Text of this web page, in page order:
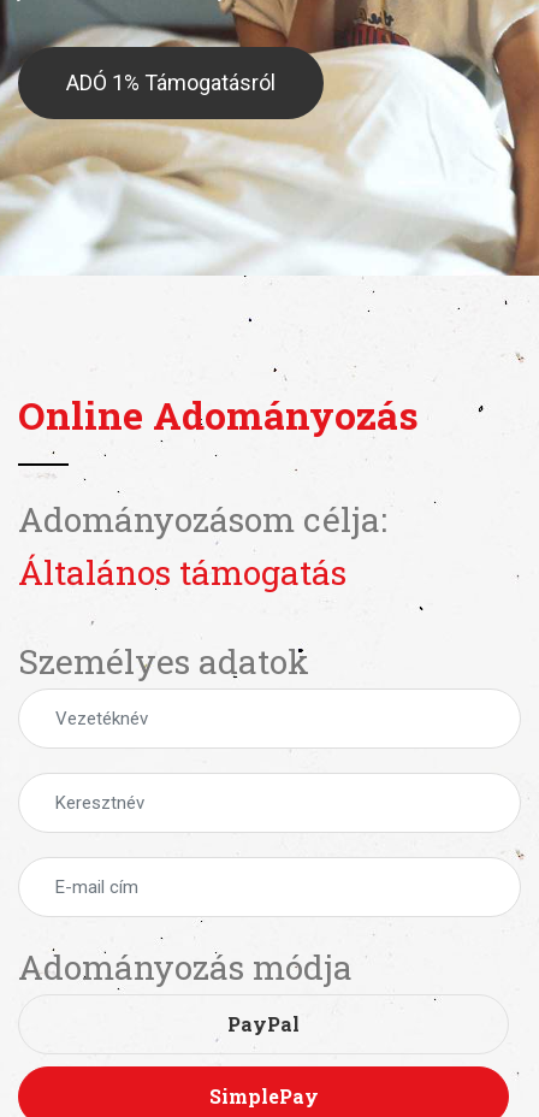
ADÓ 1% Támogatásról
Online Adományozás
Adományozásom célja:
Általános támogatás
Személyes adatok
Adományozás módja
PayPal
SimplePay